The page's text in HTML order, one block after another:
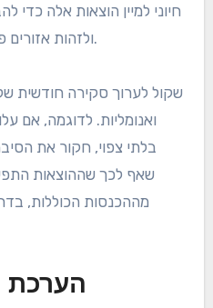
חיוני למיין הוצאות אלה כדי
ולזהות אזורים פוטנציאליים לחיסכון בעלויות.
שקול לערוך סקירה חודשית
ואנומליות. לדוגמה, אם
בלתי צפוי, חקור את
שאף לכך שההוצאות
הערכת